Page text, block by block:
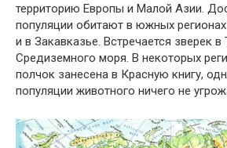
территорию Европы и Малой Азии.
популяции обитают в южных
и в Закавказье. Встречается зверек в
Средиземного моря. В некоторых
полчок занесена в Красную книгу,
популяции животного ничего не